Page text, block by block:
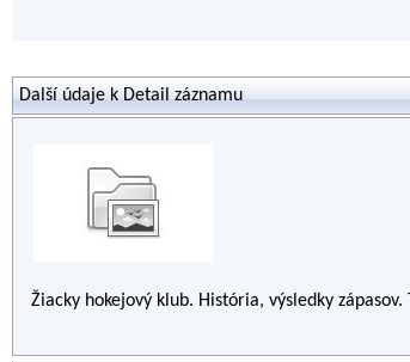
Další údaje k Detail záznamu
Žiacky hokejový klub. História, výsledky